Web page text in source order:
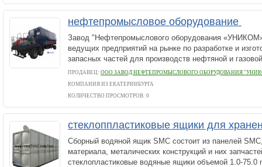
нефтепромысловое оборудование
Завод "Нефтепромыслового оборудования
ведущих предприятий на рынке по разработке и
запасных частей для производств нефтяной и
ПРОДАВЕЦ: ООО ЗАВОД НЕФТЕПРОМЫСЛОВОГО ОБОРУДОВАНИЯ
КОМПАНИЯ ИЗ ЕКАТЕРИНБУРГА
КОЛИЧЕСТВО ПРОСМОТРОВ: 0
стеклоппластиковые ящики для
Сборный водяной ящик SMC состоит из панелей
материала, металических конструкций и них
стеклопластиковые водяные ящики объемой 1.0-75.0